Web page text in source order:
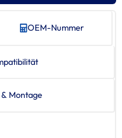
OEM-Nummer
Montage